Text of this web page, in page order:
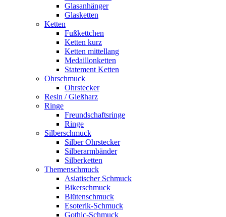
Glasanhänger
Glasketten
Ketten
Fußkettchen
Ketten kurz
Ketten mittellang
Medaillonketten
Statement Ketten
Ohrschmuck
Ohrstecker
Resin / Gießharz
Ringe
Freundschaftsringe
Ringe
Silberschmuck
Silber Ohrstecker
Silberarmbänder
Silberketten
Themenschmuck
Asiatischer Schmuck
Bikerschmuck
Blütenschmuck
Esoterik-Schmuck
Gothic-Schmuck